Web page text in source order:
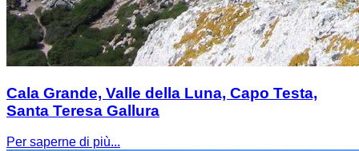
Cala Grande, Valle della Luna, Capo Testa,
Santa Teresa Gallura
Per saperne di più...